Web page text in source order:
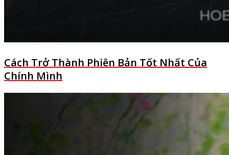
Cách Trở Thành Phiên Bản Tốt Nhất Của
Chính Mình